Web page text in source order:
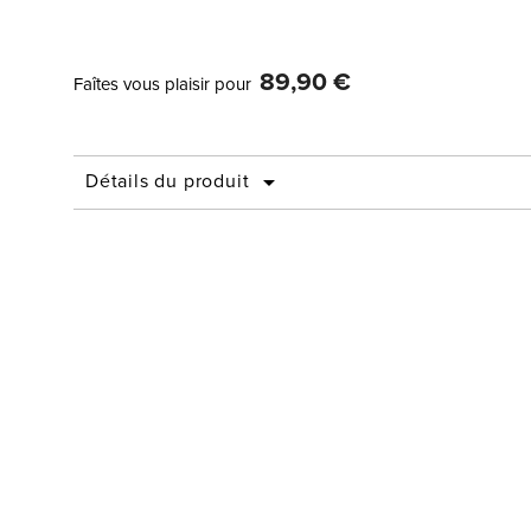
Faîtes vous plaisir pour 89,90 €
Détails du produit 